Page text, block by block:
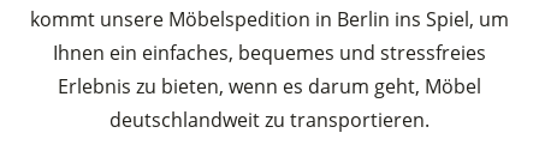
kommt unsere Möbelspedition in Berlin ins Spiel, um
Ihnen ein einfaches, bequemes und stressfreies
Erlebnis zu bieten, wenn es darum geht, Möbel
deutschlandweit zu transportieren.